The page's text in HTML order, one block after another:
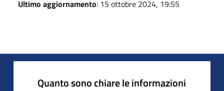
Ultimo aggiornamento: 15 ottobre 2024, 19:55
Quanto sono chiare le informazioni